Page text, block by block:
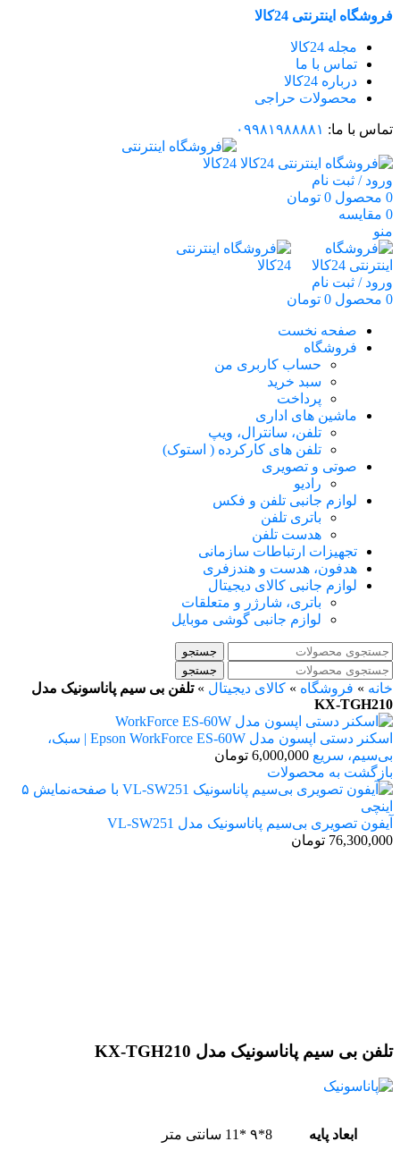
فروشگاه اینترنتی 24کالا
مجله 24کالا
تماس با ما
درباره 24کالا
محصولات حراجی
تماس با ما: ۰۹۹۸۱۹۸۸۸۸۱
ورود / ثبت نام
0 محصول 0 تومان
0 مقایسه
منو
ورود / ثبت نام
0 محصول 0 تومان
صفحه نخست
فروشگاه
حساب کاربری من
سبد خرید
پرداخت
ماشین های اداری
تلفن، سانترال، ویپ
تلفن های کارکرده ( استوک)
صوتی و تصویری
رادیو
لوازم جانبی تلفن و فکس
باتری تلفن
هدست تلفن
تجهیزات ارتباطات سازمانی
هدفون، هدست و هندزفری
لوازم جانبی کالای دیجیتال
باتری، شارژر و متعلقات
لوازم جانبی گوشی موبایل
جستجو
جستجو
خانه » فروشگاه » کالای دیجیتال »تلفن بی سیم پاناسونیک مدل
KX-TGH210
اسکنر دستی اپسون مدل Epson WorkForce ES-60W | سبک،
بی‌سیم، سریع 6,000,000 تومان
بازگشت به محصولات
آیفون تصویری بی‌سیم پاناسونیک مدل VL-SW251
76,300,000 تومان
تلفن بی سیم پاناسونیک مدل KX-TGH210
ابعاد پایه 8*۹ *11 سانتی متر